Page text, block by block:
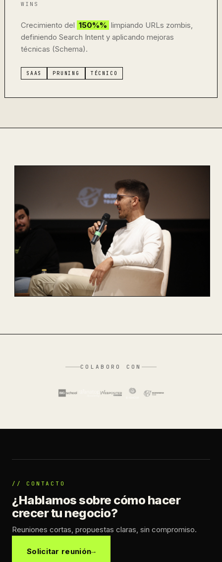
WINS
Crecimiento del 150%% limpiando URLs zombis,
definiendo Search Intent y aplicando mejoras
técnicas (Schema).
SAAS PRUNING TÉCNICO
COLABORO CON
// CONTACTO
¿Hablamos sobre cómo hacer
crecer tu negocio?
Reuniones cortas, propuestas claras, sin compromiso.
Solicitar reunión